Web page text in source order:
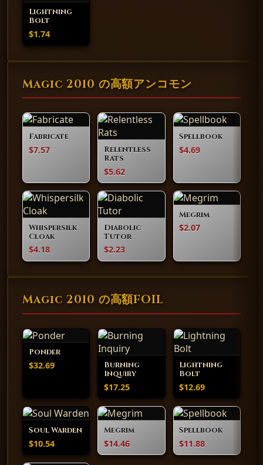
Lightning
Bolt
$1.74
Magic 2010 の高額アンコモン
Fabricate
$7.57
Relentless
Rats
$5.62
Spellbook
$4.69
Whispersilk
Cloak
$4.18
Diabolic
Tutor
$2.23
Megrim
$2.07
Magic 2010 の高額FOIL
Ponder
$32.69
Burning
Inquiry
$17.25
Lightning
Bolt
$12.69
Soul Warden
$10.54
Megrim
$14.46
Spellbook
$11.88